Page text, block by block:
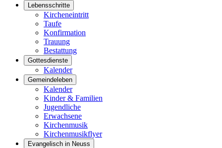
Lebensschritte
Kircheneintritt
Taufe
Konfirmation
Trauung
Bestattung
Gottesdienste
Kalender
Gemeindeleben
Kalender
Kinder & Familien
Jugendliche
Erwachsene
Kirchenmusik
Kirchenmusikflyer
Evangelisch in Neuss